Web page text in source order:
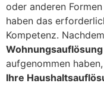
oder anderen
haben das
Kompetenz.
aufgenommen
Ihre